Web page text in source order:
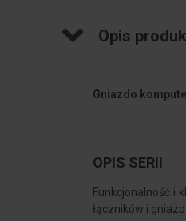
Opis
Gniazdo
OPIS SERII
Funkcjonalność i
łączników i